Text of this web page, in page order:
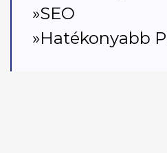
»SEO
»Hatékonyabb